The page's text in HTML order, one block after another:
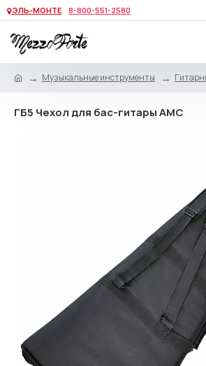
ЭЛЬ-МОНТЕ 8-800-551-2580
Музыкальные инструменты
ГБ5 Чехол для бас-гитары АМС